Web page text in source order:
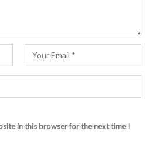
in this browser for the next time I